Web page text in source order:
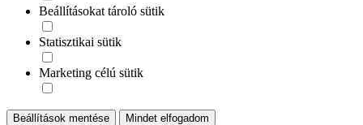
Beállításokat tároló sütik
Statisztikai sütik
Marketing célú sütik
Beállítások mentése Mindet elfogadom